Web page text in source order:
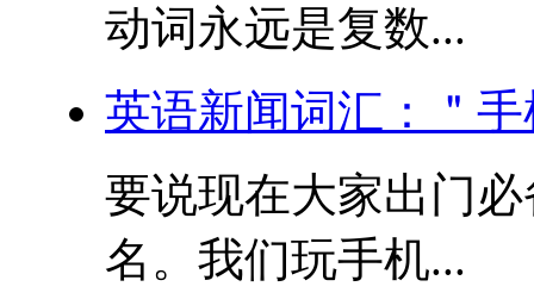
动词永远是复数...
英语新闻词汇：＂
要说现在大家出门
名。我们玩手机...